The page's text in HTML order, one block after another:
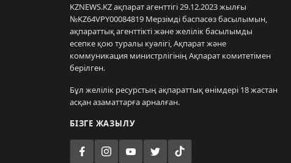
KZNEWS.KZ ақпарат агенттігі 29.12.2023 жылғы
№KZ64VPY00084819 Мерзімді баспасөз басылымын,
ақпараттық агенттікті және желілік басылымды
есепке қою туралы куәлігі, Ақпарат және
коммуникация министрлігінің Ақпарат комитетімен
берілген.
Бұл желілік ресурстың ақпараттық өнімдері 18 жастан
асқан азаматтарға арналған.
БІЗГЕ ЖАЗЫЛУ